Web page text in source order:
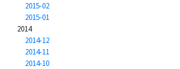
2015-02
2015-01
2014
2014-12
2014-11
2014-10